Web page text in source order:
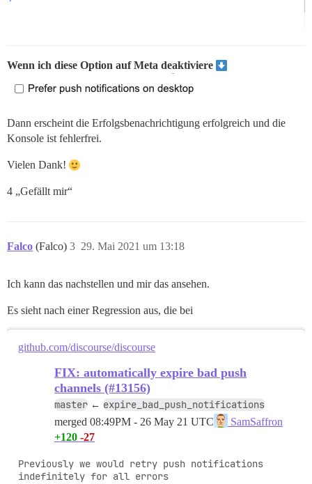
Wenn ich diese Option auf Meta deaktiviere
Dann erscheint die Erfolgsbenachrichtigung erfolgreich und die
Konsole ist fehlerfrei.
Vielen Dank!
4 „Gefällt mir“
Falco (Falco) 29. Mai 2021 um 13:18
3
Ich kann das nachstellen und mir das ansehen.
Es sieht nach einer Regression aus, die bei
github.com/discourse/discourse
FIX: automatically expire bad push
channels (#13156)
master ← expire_bad_push_notifications
merged 08:49PM - 26 May 21 UTC
SamSaffron
+120 -27
Previously we would retry push notifications
indefinitely for all errors